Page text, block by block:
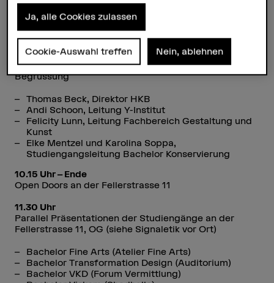
Durchführung
9.30 Uhr
Kaffee, Gipfeli und Obst
10 Uhr
Begrüssung
Thomas Beck, Direktor HKB
Andi Schoon, Leitung Y-Institut
Felicity Lunn, Leitung Fachbereich Gestaltung und
Kunst
Elke Mentzel und Karolina Soppa,
Studiengangsleitung Bachelor Konservierung
10.15 Uhr – Ende
Open Doors an der Fellerstrasse 11
11.30 Uhr
Parallel Präsentationen der Studiengänge an der
Fellerstrasse 11, OG (siehe Signaletik vor Ort)
Bachelor Fine Arts (Atelier Fine Arts)
Bachelor Transformation Design (Auditorium)
Bachelor VKD (Forum Vermittlung)
Ja, alle Cookies zulassen
Cookie-Auswahl treffen Nein, ablehnen